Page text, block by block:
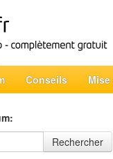
Conseils Mise
Rechercher